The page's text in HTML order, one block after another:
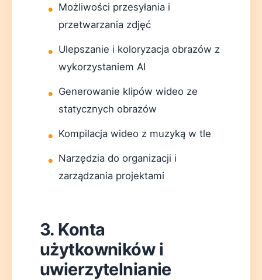
Możliwości przesyłania i
przetwarzania zdjęć
Ulepszanie i koloryzacja obrazów z
wykorzystaniem AI
Generowanie klipów wideo ze
statycznych obrazów
Kompilacja wideo z muzyką w tle
Narzędzia do organizacji i
zarządzania projektami
3. Konta
użytkowników i
uwierzytelnianie